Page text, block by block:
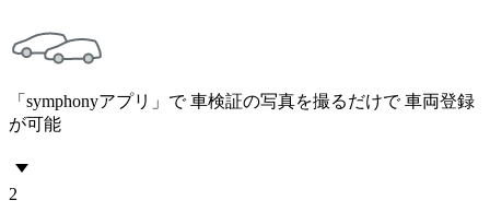
「symphonyアプリ」で 車検証の写真を撮るだけで 車両登録
が可能
2